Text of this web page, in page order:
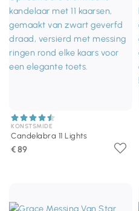
KONSTSMIDE
Candelabra 11 Lights
€ 89